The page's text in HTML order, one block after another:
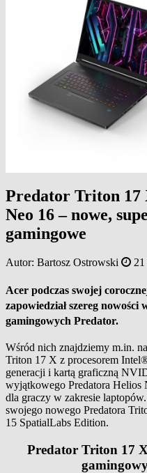
Predator Triton 17
Neo 16 – nowe,
gamingowe
Autor: Bartosz Ostrowski
Acer podczas swojej
zapowiedział szereg
gamingowych Predator.
Wśród nich znajdziemy m.in.
Triton 17 X z procesorem
generacji i kartą graficzną
wyjątkowego Predatora Helios
dla graczy w zakresie
swojego nowego Predatora
15 SpatialLabs Edition.
Predator Triton 17